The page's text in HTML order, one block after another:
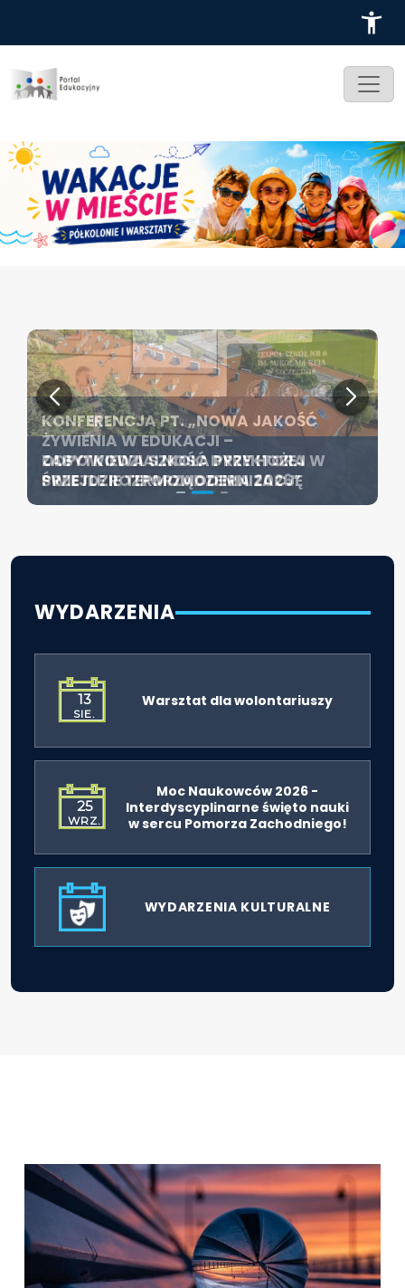
ZABYTKOWA SZKOŁA PRZY HOŻEJ
PRZEJDZIE TERMOMODERNIZACJĘ
KONFERENCJA PT. „NOWA JAKOŚĆ
ŻYWIENIA W EDUKACJI –
ODPOWIEDZIALNOŚĆ DYREKTORA W
ŚWIETLE ROZPORZĄDZENIA 2026”
SZCZECIN ROZWIJA EDUKACJĘ
WŁĄCZAJĄCĄ - NOWE
SPECJALISTYCZNE CENTRUM
ROZPOCZYNA DZIAŁALNOŚĆ
WYDARZENIA
13
SIE.
Warsztat dla wolontariuszy
25
WRZ.
Moc Naukowców 2026 -
Interdyscyplinarne święto nauki
w sercu Pomorza Zachodniego!
WYDARZENIA KULTURALNE